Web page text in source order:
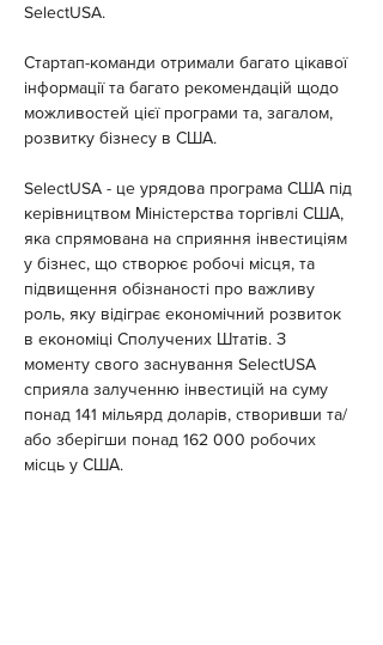
SelectUSA.
Стартап-команди отримали багато цікавої
інформації та багато рекомендацій щодо
можливостей цієї програми та, загалом,
розвитку бізнесу в США.
SelectUSA - це урядова програма США під
керівництвом Міністерства торгівлі США,
яка спрямована на сприяння інвестиціям
у бізнес, що створює робочі місця, та
підвищення обізнаності про важливу
роль, яку відіграє економічний розвиток
в економіці Сполучених Штатів. З
моменту свого заснування SelectUSA
сприяла залученню інвестицій на суму
понад 141 мільярд доларів, створивши та/
або зберігши понад 162 000 робочих
місць у США.